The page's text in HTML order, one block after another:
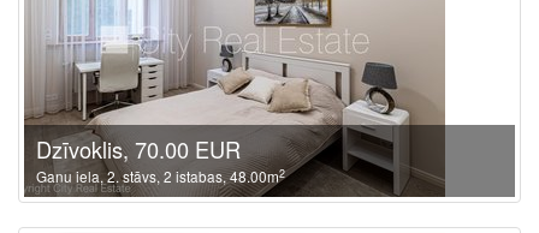
Dzīvoklis, 70.00 EUR
Ganu iela, 2. stāvs, 2 istabas, 48.00m2